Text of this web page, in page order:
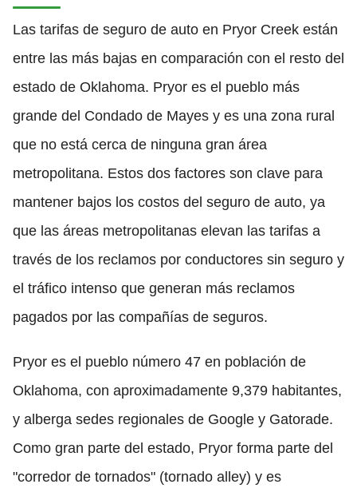
Las tarifas de seguro de auto en Pryor Creek están
entre las más bajas en comparación con el resto del
estado de Oklahoma. Pryor es el pueblo más
grande del Condado de Mayes y es una zona rural
que no está cerca de ninguna gran área
metropolitana. Estos dos factores son clave para
mantener bajos los costos del seguro de auto, ya
que las áreas metropolitanas elevan las tarifas a
través de los reclamos por conductores sin seguro y
el tráfico intenso que generan más reclamos
pagados por las compañías de seguros.
Pryor es el pueblo número 47 en población de
Oklahoma, con aproximadamente 9,379 habitantes,
y alberga sedes regionales de Google y Gatorade.
Como gran parte del estado, Pryor forma parte del
"corredor de tornados" (tornado alley) y es